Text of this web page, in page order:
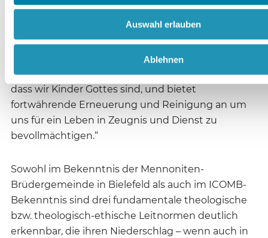
Auswahl erlauben
Ablehnen
einer gegenseitigen Abhängigkeit in der
Gemeinde zuzuwenden[,] im alltäglichen Leben
uns als treu gegenüber dem Leben und den
- Erneuerung:
Gläubigen wohnt der Heilige Geist. Er bezeugt,
dass wir Kinder Gottes sind, und bietet
fortwährende Erneuerung und Reinigung an um
uns für ein Leben in Zeugnis und Dienst zu
bevollmächtigen.“
Sowohl im Bekenntnis der Mennoniten-
Brüdergemeinde in Bielefeld als auch im ICOMB-
Bekenntnis sind drei fundamentale theologische
bzw. theologisch-ethische Leitnormen deutlich
erkennbar, die ihren Niederschlag – wenn auch in